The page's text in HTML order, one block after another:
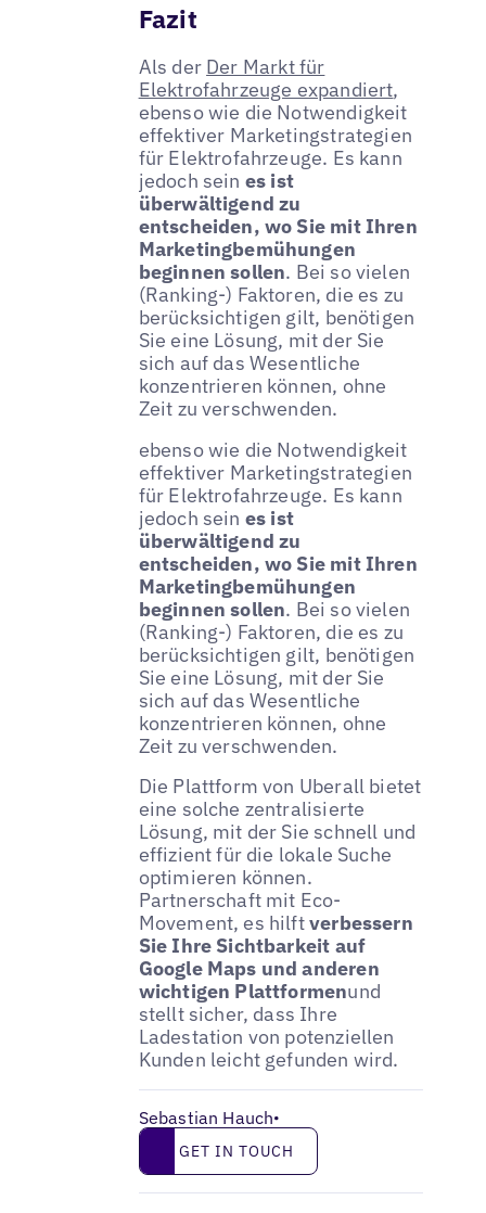
Fazit
Als der Der Markt für
Elektrofahrzeuge expandiert,
ebenso wie die Notwendigkeit
effektiver Marketingstrategien
für Elektrofahrzeuge. Es kann
jedoch sein es ist
überwältigend zu
entscheiden, wo Sie mit Ihren
Marketingbemühungen
beginnen sollen. Bei so vielen
(Ranking-) Faktoren, die es zu
berücksichtigen gilt, benötigen
Sie eine Lösung, mit der Sie
sich auf das Wesentliche
konzentrieren können, ohne
Zeit zu verschwenden.
ebenso wie die Notwendigkeit
effektiver Marketingstrategien
für Elektrofahrzeuge. Es kann
jedoch sein es ist
überwältigend zu
entscheiden, wo Sie mit Ihren
Marketingbemühungen
beginnen sollen. Bei so vielen
(Ranking-) Faktoren, die es zu
berücksichtigen gilt, benötigen
Sie eine Lösung, mit der Sie
sich auf das Wesentliche
konzentrieren können, ohne
Zeit zu verschwenden.
Die Plattform von Uberall bietet
eine solche zentralisierte
Lösung, mit der Sie schnell und
effizient für die lokale Suche
optimieren können.
Partnerschaft mit Eco-
Movement, es hilftverbessern
Sie Ihre Sichtbarkeit auf
Google Maps und anderen
wichtigen Plattformenund
stellt sicher, dass Ihre
Ladestation von potenziellen
Kunden leicht gefunden wird.
Sebastian Hauch•
Get in touch
GET IN TOUCH